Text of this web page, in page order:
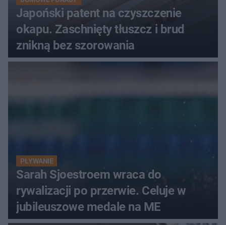
Japoński patent na czyszczenie
okapu. Zaschnięty tłuszcz i brud
znikną bez szorowania
PŁYWANIE
Sarah Sjoestroem wraca do
rywalizacji po przerwie. Celuje w
jubileuszowe medale na ME